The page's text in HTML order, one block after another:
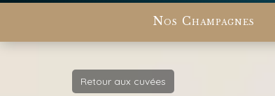
Nos Champagnes
Retour aux cuvées